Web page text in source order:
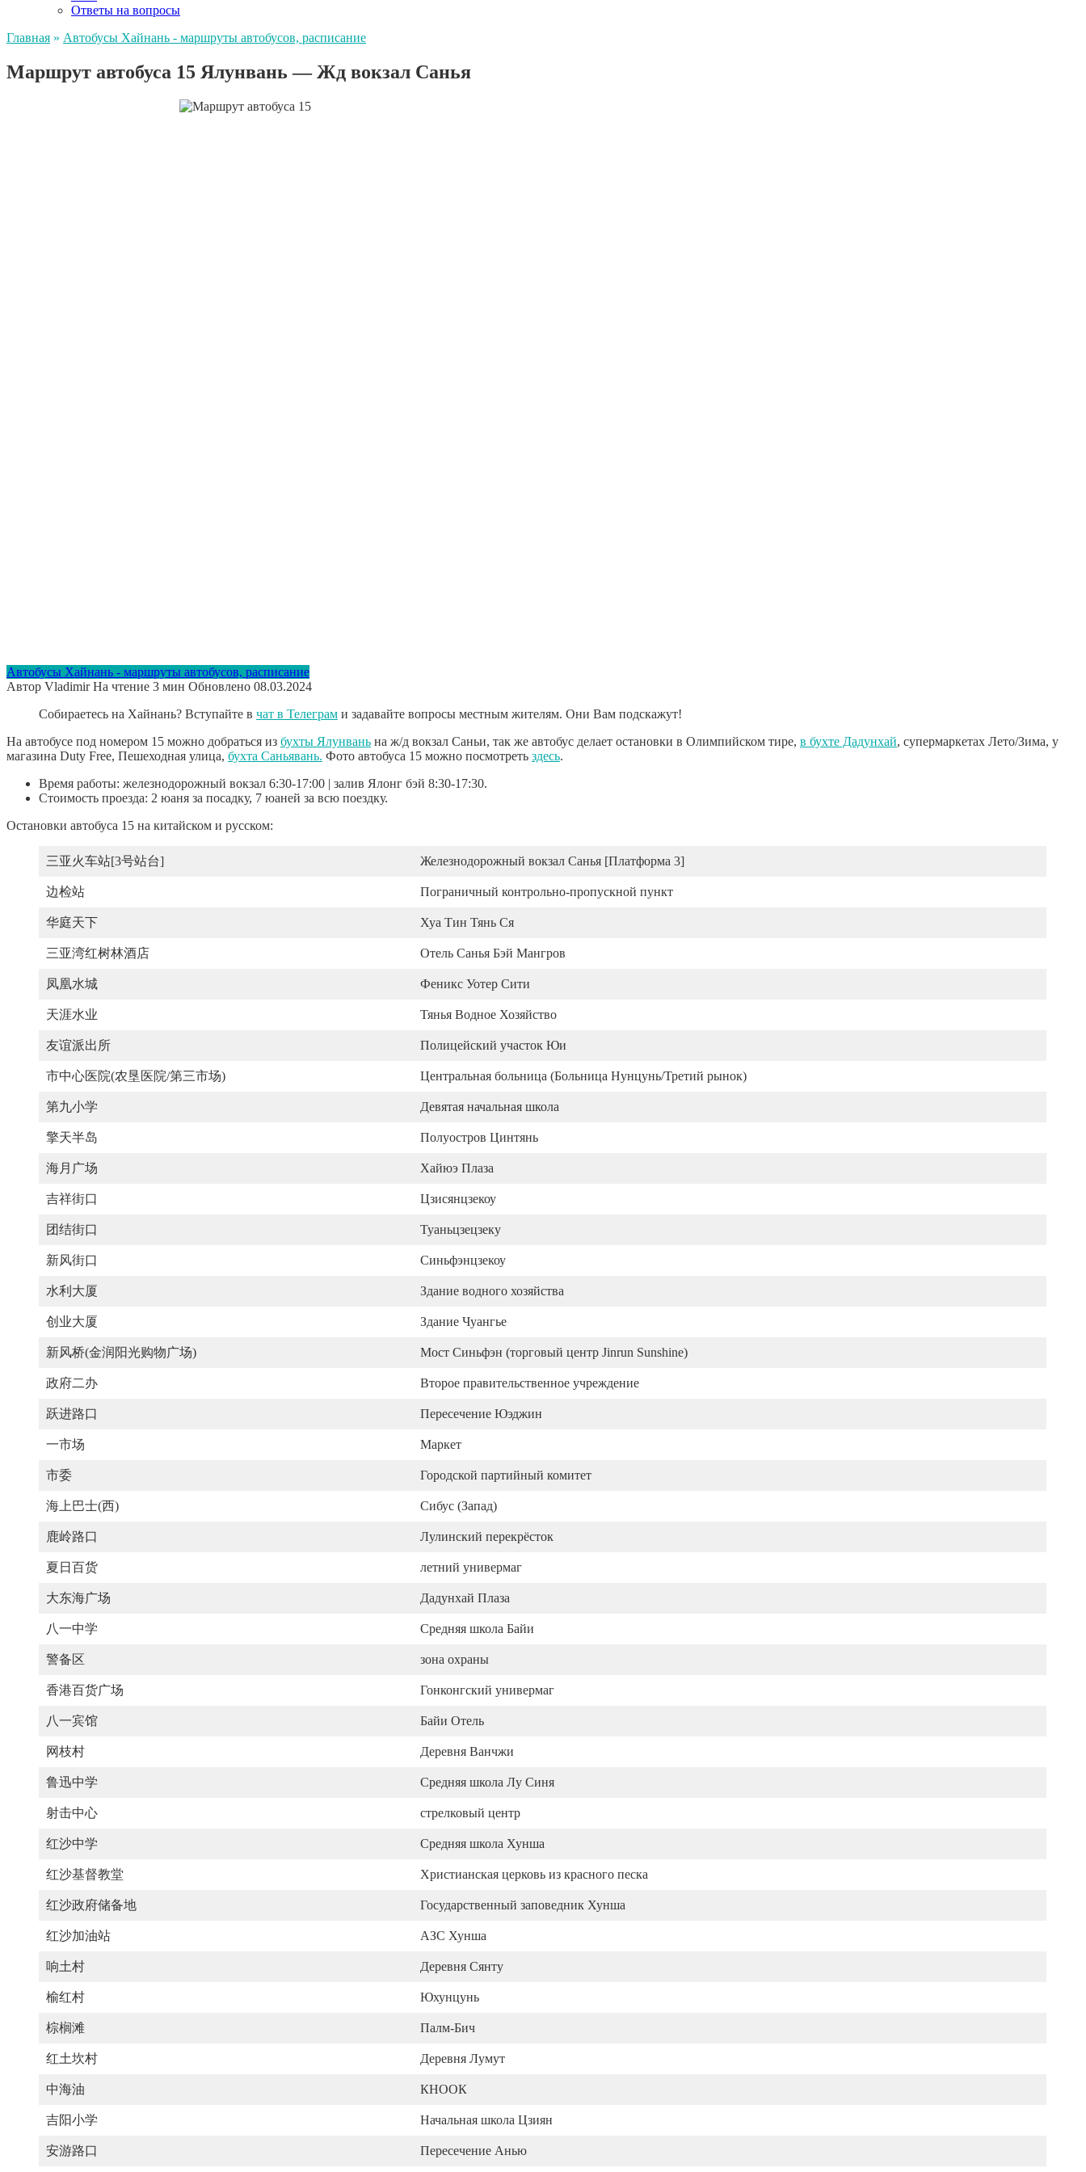
Ответы на вопросы
Главная » Автобусы Хайнань - маршруты автобусов, расписание
Маршрут автобуса 15 Ялунвань — Жд вокзал Санья
Автобусы Хайнань - маршруты автобусов, расписание
Автор Vladimir На чтение 3 мин Обновлено 08.03.2024
Собираетесь на Хайнань? Вступайте в чат в Телеграм и задавайте вопросы местным жителям. Они Вам подскажут!
На автобусе под номером 15 можно добраться из бухты Ялунвань на ж/д вокзал Саньи, так же автобус делает остановки в Олимпийском тире, в бухте Дадунхай, супермаркетах Лето/Зима, у
магазина Duty Free, Пешеходная улица, бухта Саньявань. Фото автобуса 15 можно посмотреть здесь.
Время работы: железнодорожный вокзал 6:30-17:00 | залив Ялонг бэй 8:30-17:30.
Стоимость проезда: 2 юаня за посадку, 7 юаней за всю поездку.
Остановки автобуса 15 на китайском и русском:
三亚火车站[3号站台] Железнодорожный вокзал Санья [Платформа 3]
边检站 Пограничный контрольно-пропускной пункт
华庭天下 Хуа Тин Тянь Ся
三亚湾红树林酒店 Отель Санья Бэй Мангров
凤凰水城 Феникс Уотер Сити
天涯水业 Тянья Водное Хозяйство
友谊派出所 Полицейский участок Юи
市中心医院(农垦医院/第三市场) Центральная больница (Больница Нунцунь/Третий рынок)
第九小学 Девятая начальная школа
擎天半岛 Полуостров Цинтянь
海月广场 Хайюэ Плаза
吉祥街口 Цзисянцзекоу
团结街口 Туаньцзецзеку
新风街口 Синьфэнцзекоу
水利大厦 Здание водного хозяйства
创业大厦 Здание Чуангье
新风桥(金润阳光购物广场) Мост Синьфэн (торговый центр Jinrun Sunshine)
政府二办 Второе правительственное учреждение
跃进路口 Пересечение Юэджин
一市场 Маркет
市委 Городской партийный комитет
海上巴士(西) Сибус (Запад)
鹿岭路口 Лулинский перекрёсток
夏日百货 летний универмаг
大东海广场 Дадунхай Плаза
八一中学 Средняя школа Байи
警备区 зона охраны
香港百货广场 Гонконгский универмаг
八一宾馆 Байи Отель
网枝村 Деревня Ванчжи
鲁迅中学 Средняя школа Лу Синя
射击中心 стрелковый центр
红沙中学 Средняя школа Хунша
红沙基督教堂 Христианская церковь из красного песка
红沙政府储备地 Государственный заповедник Хунша
红沙加油站 АЗС Хунша
响土村 Деревня Сянту
榆红村 Юхунцунь
棕榈滩 Палм-Бич
红土坎村 Деревня Лумут
中海油 КНООК
吉阳小学 Начальная школа Цзиян
安游路口 Пересечение Анью